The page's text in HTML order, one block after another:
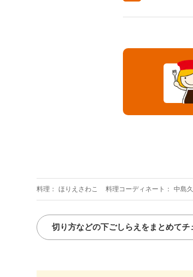
料理 ほりえさわこ 料理コーディネート 中島
切り方などの下ごしらえをまとめてチ